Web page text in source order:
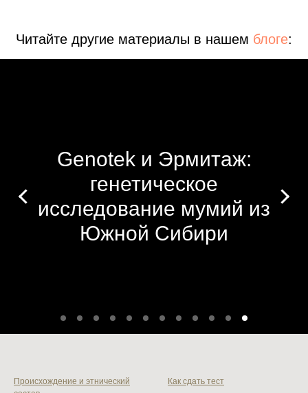
Читайте другие материалы в нашем блоге:
Genotek и Эрмитаж:
генетическое
исследование мумий из
Южной Сибири
Происхождение и этнический
Как сдать тест